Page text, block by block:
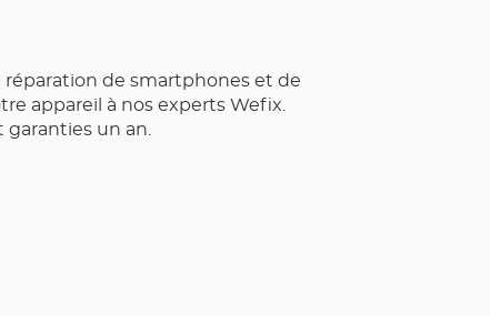
de smartphones et de
appareil à nos experts Wefix.
un an.